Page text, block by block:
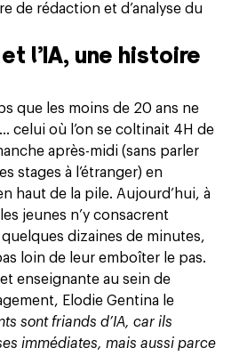
de rédaction et d’analyse du
l’IA, une histoire
que les moins de 20 ans ne
celui où l’on se coltinait 4H de
après-midi (sans parler
stages à l’étranger) en
haut de la pile. Aujourd’hui, à
jeunes n’y consacrent
dizaines de minutes,
loin de leur emboîter le pas.
enseignante au sein de
Elodie Gentina le
sont friands d’IA, car ils
immédiates, mais aussi parce